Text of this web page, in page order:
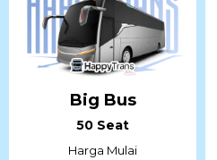
Big Bus
50 Seat
Harga Mulai